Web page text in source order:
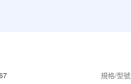
規格/型號